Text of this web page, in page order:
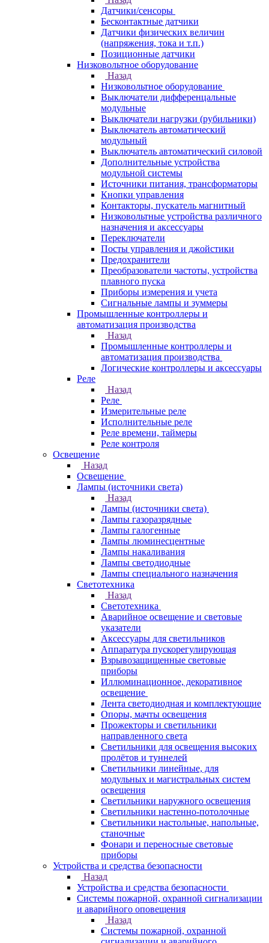
Датчики/сенсоры
Бесконтактные датчики
Датчики физических величин
(напряжения, тока и т.п.)
Позиционные датчики
Низковольтное оборудование
Назад
Низковольтное оборудование
Выключатели дифференцальные
модульные
Выключатели нагрузки (рубильники)
Выключатель автоматический
модульный
Выключатель автоматический силовой
Дополнительные устройства
модульной системы
Источники питания, трансформаторы
Кнопки управления
Контакторы, пускатель магнитный
Низковольтные устройства различного
назначения и аксессуары
Переключатели
Посты управления и джойстики
Предохранители
Преобразователи частоты, устройства
плавного пуска
Приборы измерения и учета
Сигнальные лампы и зуммеры
Промышленные контроллеры и
автоматизация производства
Назад
Промышленные контроллеры и
автоматизация производства
Логические контроллеры и аксессуары
Реле
Назад
Реле
Измерительные реле
Исполнительные реле
Реле времени, таймеры
Реле контроля
Освещение
Назад
Освещение
Лампы (источники света)
Назад
Лампы (источники света)
Лампы газоразрядные
Лампы галогенные
Лампы люминесцентные
Лампы накаливания
Лампы светодиодные
Лампы специального назначения
Светотехника
Назад
Светотехника
Аварийное освещение и световые
указатели
Аксессуары для светильников
Аппаратура пускорегулирующая
Взрывозащищенные световые
приборы
Иллюминационное, декоративное
освещение
Лента светодиодная и комплектующие
Опоры, мачты освещения
Прожекторы и светильники
направленного света
Светильники для освещения высоких
пролётов и туннелей
Светильники линейные, для
модульных и магистральных систем
освещения
Светильники наружного освещения
Светильники настенно-потолочные
Светильники настольные, напольные,
станочные
Фонари и переносные световые
приборы
Устройства и средства безопасности
Назад
Устройства и средства безопасности
Системы пожарной, охранной сигнализации
и аварийного оповещения
Назад
Системы пожарной, охранной